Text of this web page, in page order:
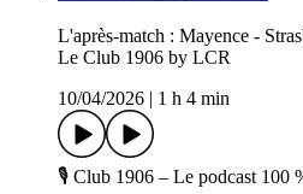
L'après-match : Mayence -
Le Club 1906 by LCR
10/04/2026
1 h 4 min
🎙️ Club 1906 – Le podcast 100